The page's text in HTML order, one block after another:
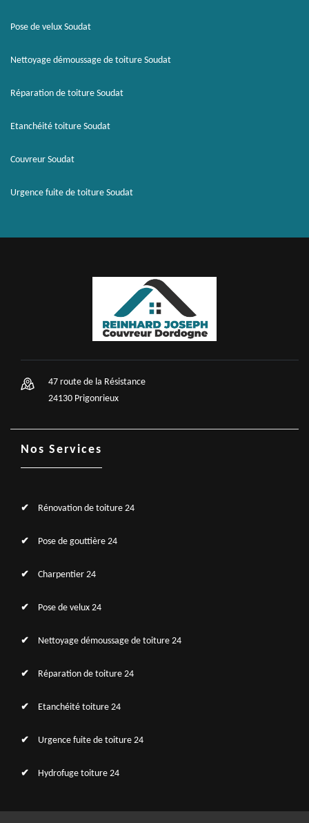
Pose de velux Soudat
Nettoyage démoussage de toiture Soudat
Réparation de toiture Soudat
Etanchéité toiture Soudat
Couvreur Soudat
Urgence fuite de toiture Soudat
47 route de la Résistance
24130 Prigonrieux
Nos Services
Rénovation de toiture 24
Pose de gouttière 24
Charpentier 24
Pose de velux 24
Nettoyage démoussage de toiture 24
Réparation de toiture 24
Etanchéité toiture 24
Urgence fuite de toiture 24
Hydrofuge toiture 24